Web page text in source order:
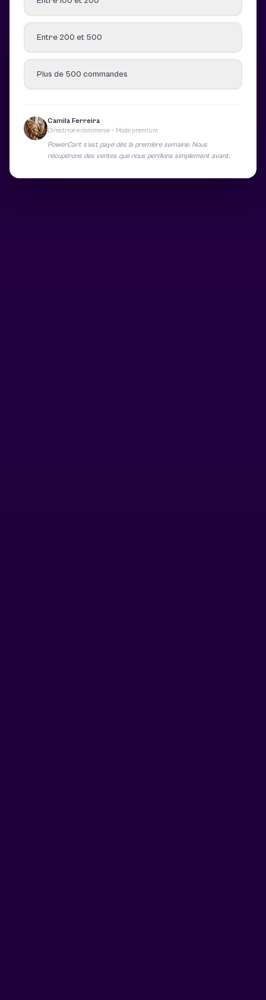
Entre 200 et 500
Plus de 500 commandes
Camila Ferreira
Directrice e-commerce — Mode premium
PowerCart s’est payé dès la première semaine. Nous
récupérons des ventes que nous perdions simplement avant.